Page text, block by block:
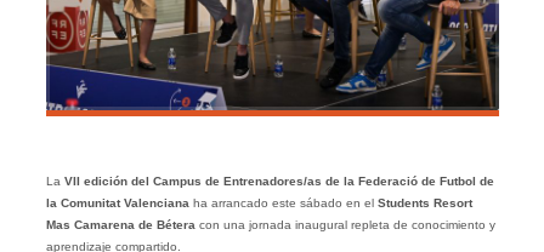
La VII edición del Campus de Entrenadores/as de la Federació de Futbol de
la Comunitat Valencianaha arrancado este sábado en el Students Resort
Mas Camarena de Bétera con una jornada inaugural repleta de conocimiento y
aprendizaje compartido.